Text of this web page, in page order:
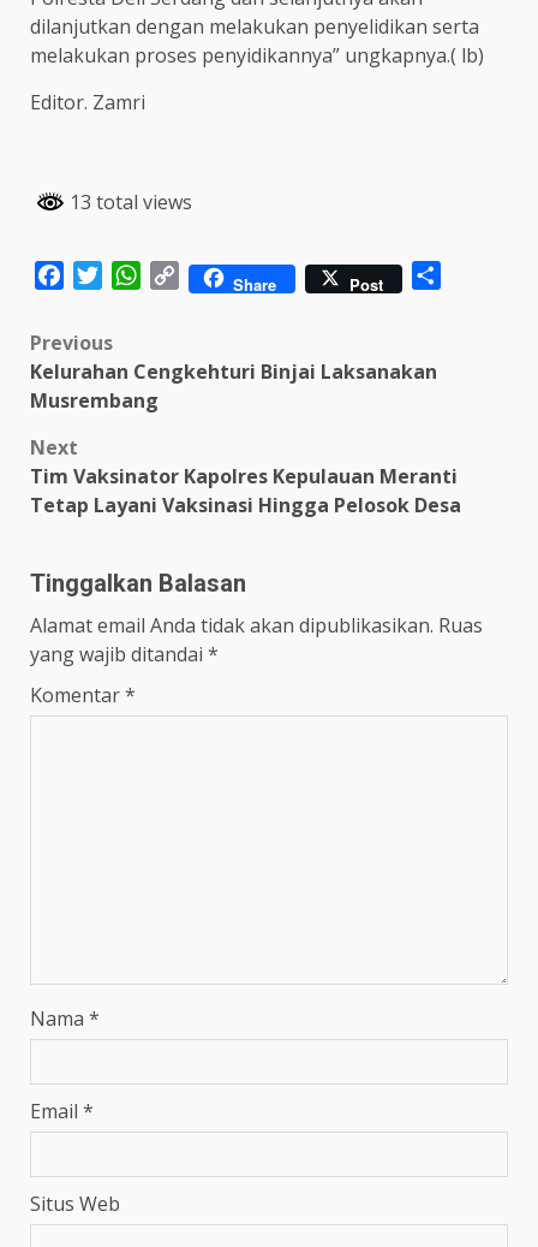
dilanjutkan dengan melakukan penyelidikan serta
melakukan proses penyidikannya” ungkapnya.( lb)
Editor. Zamri
13 total views
FacebookTwitterWhatsApp
Copy Share Post
Post
navigation
Previous
Kelurahan Cengkehturi Binjai Laksanakan
Musrembang
Next
Tim Vaksinator Kapolres Kepulauan Meranti
Tetap Layani Vaksinasi Hingga Pelosok Desa
Tinggalkan Balasan
Alamat email Anda tidak akan dipublikasikan. Ruas
yang wajib ditandai *
Komentar*
Nama *
Email *
Situs Web